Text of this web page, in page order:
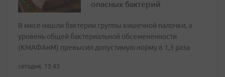
опасных бактерий
В мясе нашли бактерии группы кишечной палочки, а
уровень общей бактериальной обсемененности
(КМАФАнМ) превысил допустимую норму в 1,3 раза
сегодня, 13:43